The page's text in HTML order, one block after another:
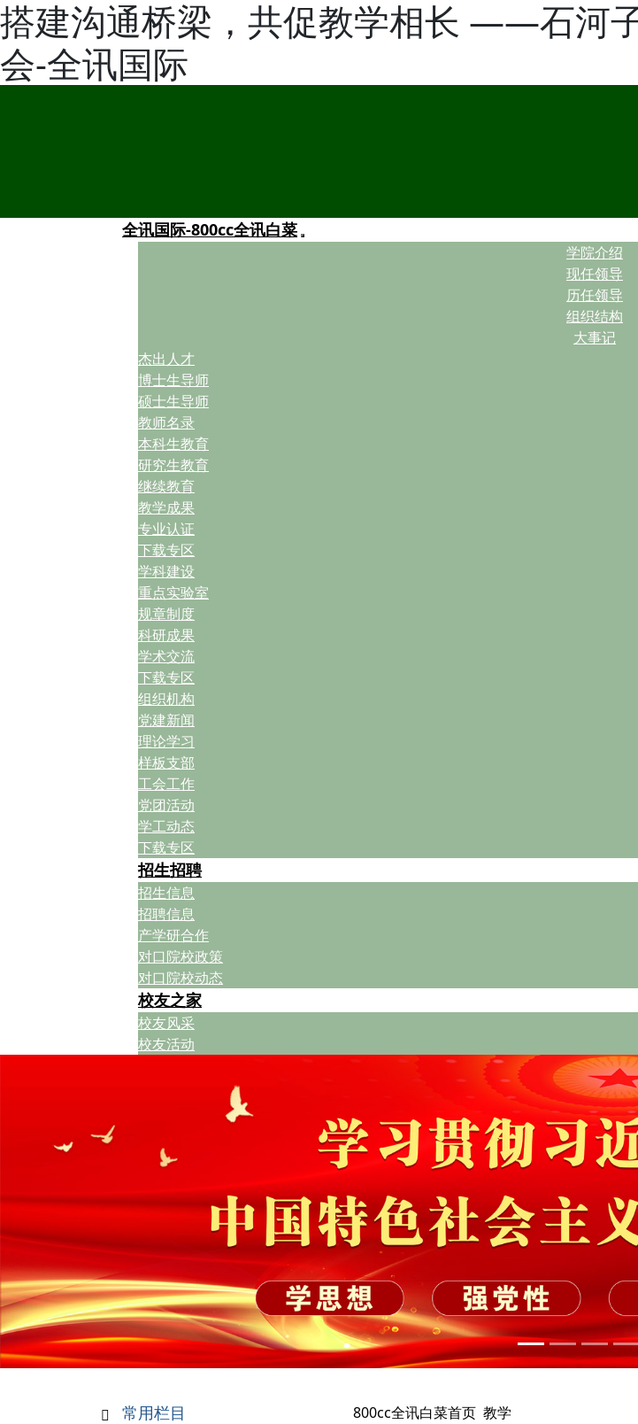
搭建沟通桥梁，共促教学相长 ——石河
会-全讯国际
全讯国际-800cc全讯白菜
学院介绍
现任领导
历任领导
组织结构
大事记
杰出人才
博士生导师
硕士生导师
教师名录
本科生教育
研究生教育
继续教育
教学成果
专业认证
下载专区
学科建设
重点实验室
规章制度
科研成果
学术交流
下载专区
组织机构
党建新闻
理论学习
样板支部
工会工作
党团活动
学工动态
下载专区
招生招聘
招生信息
招聘信息
产学研合作
对口院校政策
对口院校动态
校友之家
校友风采
校友活动
常用栏目 800cc全讯白菜首页 教学